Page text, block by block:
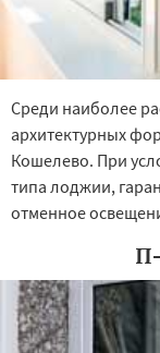
Среди наиболее
архитектурных
Кошелево. При
типа лоджии,
отменное